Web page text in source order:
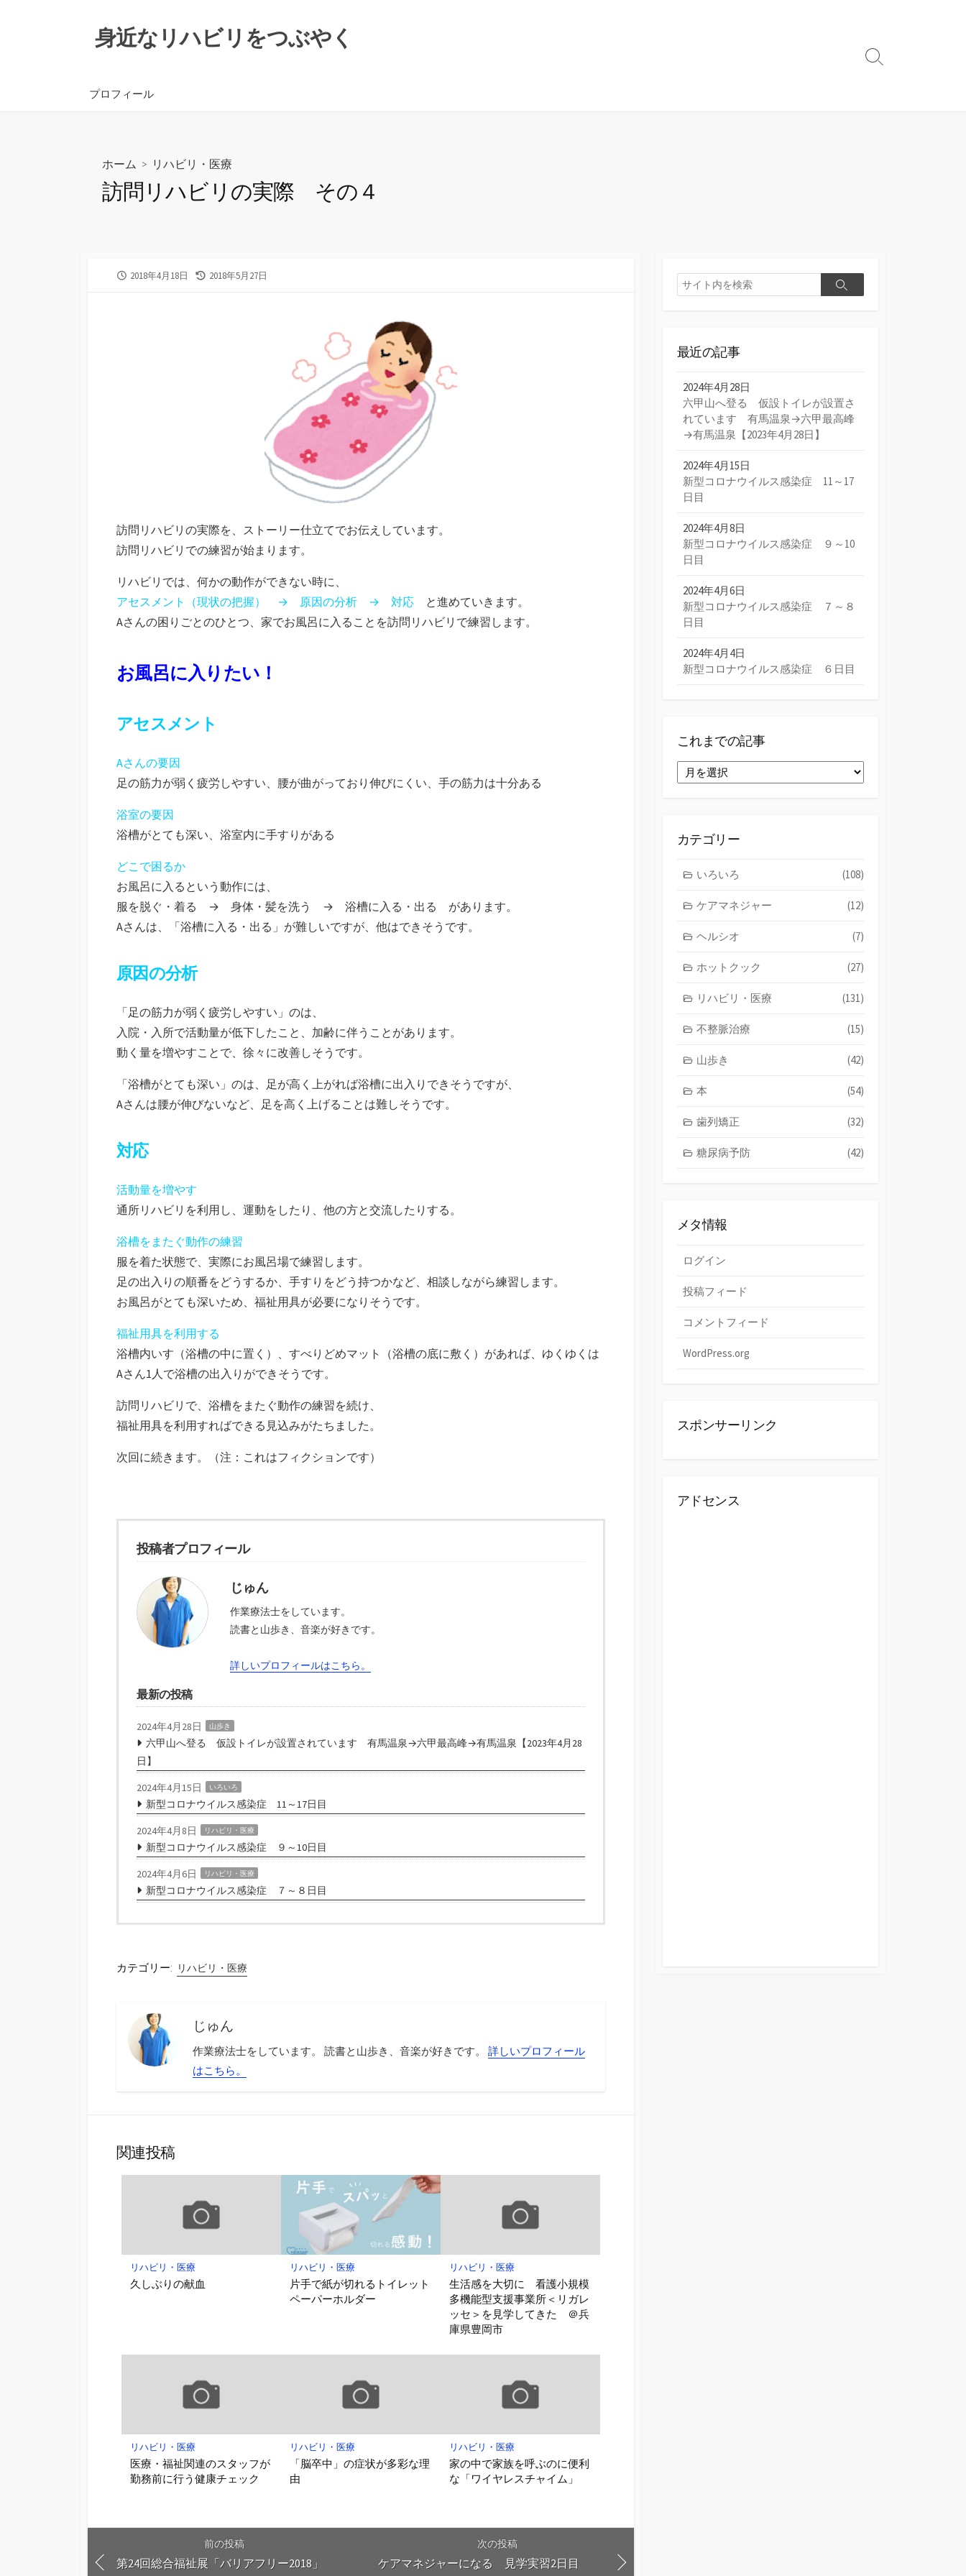
身近なリハビリをつぶやく
プロフィール
検
ホーム > リハビリ・医療
訪問リハビリの実際 その４
公
2018年4月18日
最
2018年5月27日
訪問リハビリの実際を、ストーリー仕立てでお伝えしています。
訪問リハビリでの練習が始まります。
リハビリでは、何かの動作ができない時に、
アセスメント（現状の把握） → 原因の分析 → 対応 と進めていきます。
Aさんの困りごとのひとつ、家でお風呂に入ることを訪問リハビリで練習します。
お風呂に入りたい！
アセスメント
Aさんの要因
足の筋力が弱く疲労しやすい、腰が曲がっており伸びにくい、手の筋力は十分ある
浴室の要因
浴槽がとても深い、浴室内に手すりがある
どこで困るか
お風呂に入るという動作には、
服を脱ぐ・着る → 身体・髪を洗う → 浴槽に入る・出る があります。
Aさんは、「浴槽に入る・出る」が難しいですが、他はできそうです。
原因の分析
「足の筋力が弱く疲労しやすい」のは、
入院・入所で活動量が低下したこと、加齢に伴うことがあります。
動く量を増やすことで、徐々に改善しそうです。
「浴槽がとても深い」のは、足が高く上がれば浴槽に出入りできそうですが、
Aさんは腰が伸びないなど、足を高く上げることは難しそうです。
対応
活動量を増やす
通所リハビリを利用し、運動をしたり、他の方と交流したりする。
浴槽をまたぐ動作の練習
服を着た状態で、実際にお風呂場で練習します。
足の出入りの順番をどうするか、手すりをどう持つかなど、相談しながら練習します。
お風呂がとても深いため、福祉用具が必要になりそうです。
福祉用具を利用する
浴槽内いす（浴槽の中に置く）、すべりどめマット（浴槽の底に敷く）があれば、ゆくゆくは
Aさん1人で浴槽の出入りができそうです。
訪問リハビリで、浴槽をまたぐ動作の練習を続け、
福祉用具を利用すればできる見込みがたちました。
次回に続きます。（注：これはフィクションです）
投稿者プロフィール
じゅん
作業療法士をしています。
読書と山歩き、音楽が好きです。
詳しいプロフィールはこちら。
最新の投稿
2024年4月28日 山歩き
六甲山へ登る 仮設トイレが設置されています 有馬温泉→六甲最高峰→有馬温泉【2023年4月28
日】
2024年4月15日 いろいろ
新型コロナウイルス感染症 11～17日目
2024年4月8日 リハビリ・医療
新型コロナウイルス感染症 ９～10日目
2024年4月6日 リハビリ・医療
新型コロナウイルス感染症 ７～８日目
カテゴリー: リハビリ・医療
じゅん
作業療法士をしています。 読書と山歩き、音楽が好きです。 詳しいプロフィール
はこちら。
関連投稿
リハビリ・医療
久しぶりの献血
リハビリ・医療
片手で紙が切れるトイレット
ペーパーホルダー
リハビリ・医療
生活感を大切に 看護小規模
多機能型支援事業所＜リガレ
ッセ＞を見学してきた ＠兵
庫県豊岡市
リハビリ・医療
医療・福祉関連のスタッフが
勤務前に行う健康チェック
リハビリ・医療
「脳卒中」の症状が多彩な理
由
リハビリ・医療
家の中で家族を呼ぶのに便利
な「ワイヤレスチャイム」
前の投稿
第24回総合福祉展「バリアフリー2018」
次の投稿
ケアマネジャーになる 見学実習2日目
検
索
検
最近の記事
2024年4月28日
六甲山へ登る 仮設トイレが設置さ
れています 有馬温泉→六甲最高峰
→有馬温泉【2023年4月28日】
2024年4月15日
新型コロナウイルス感染症 11～17
日目
2024年4月8日
新型コロナウイルス感染症 ９～10
日目
2024年4月6日
新型コロナウイルス感染症 ７～８
日目
2024年4月4日
新型コロナウイルス感染症 ６日目
これまでの記事
れ
記
カテゴリー
いろいろ (108)
ケアマネジャー (12)
ヘルシオ (7)
ホットクック (27)
リハビリ・医療 (131)
不整脈治療 (15)
山歩き (42)
本 (54)
歯列矯正 (32)
糖尿病予防 (42)
メタ情報
ログイン
投稿フィード
コメントフィード
WordPress.org
スポンサーリンク
アドセンス